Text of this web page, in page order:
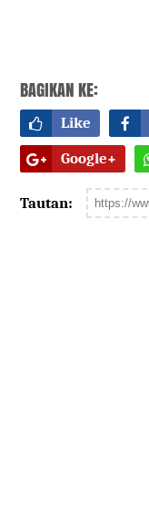
BAGIKAN KE:
Like
Google+
Tautan: